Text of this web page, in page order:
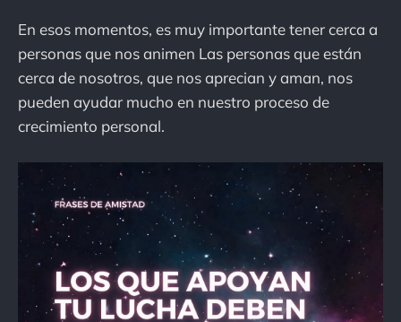
En esos momentos, es muy importante tener cerca a
personas que nos animen Las personas que están
cerca de nosotros, que nos aprecian y aman, nos
pueden ayudar mucho en nuestro proceso de
crecimiento personal.